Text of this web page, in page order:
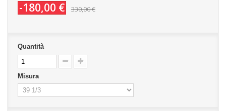
-180,00 € 330,00 €
Quantità
Misura